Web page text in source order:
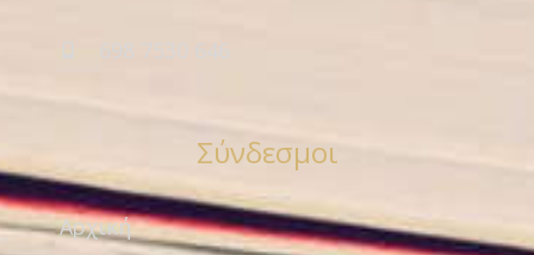
Σύνδεσμοι
Αρχική